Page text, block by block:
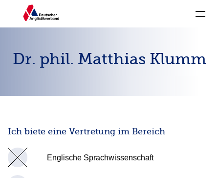
Dr. phil. Matthias Klumm
Ich biete eine Vertretung im Bereich
Englische Sprachwissenschaft